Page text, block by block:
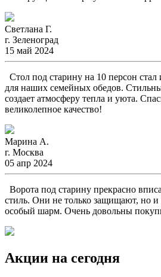
Светлана Г.
г. Зеленоград
15 май 2024
Стол под старину на 10 персон
для наших семейных обедов.
создает атмосферу тепла и уюта.
великолепное качество!
Марина А.
г. Москва
05 апр 2024
Ворота под старину прекрасно
стиль. Они не только защищают, но и
особый шарм. Очень довольны
Акции на сегодня